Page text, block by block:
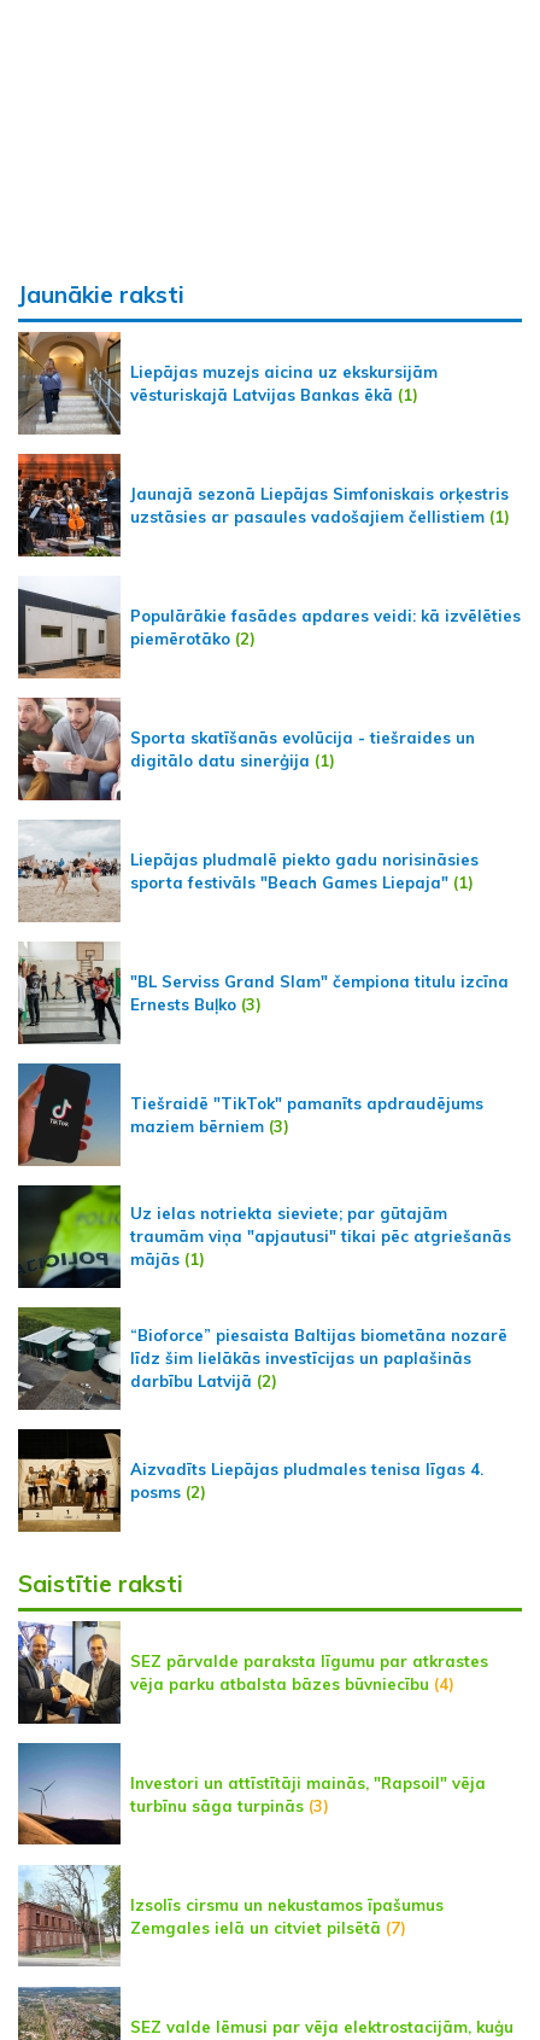
Jaunākie raksti
Liepājas muzejs aicina uz ekskursijām
vēsturiskajā Latvijas Bankas ēkā (1)
Jaunajā sezonā Liepājas Simfoniskais orķestris
uzstāsies ar pasaules vadošajiem čellistiem (1)
Populārākie fasādes apdares veidi: kā izvēlēties
piemērotāko (2)
Sporta skatīšanās evolūcija - tiešraides un
digitālo datu sinerģija (1)
Liepājas pludmalē piekto gadu norisināsies
sporta festivāls "Beach Games Liepaja" (1)
"BL Serviss Grand Slam" čempiona titulu izcīna
Ernests Buļko (3)
Tiešraidē "TikTok" pamanīts apdraudējums
maziem bērniem (3)
Uz ielas notriekta sieviete; par gūtajām
traumām viņa "apjautusi" tikai pēc atgriešanās
mājās (1)
“Bioforce” piesaista Baltijas biometāna nozarē
līdz šim lielākās investīcijas un paplašinās
darbību Latvijā (2)
Aizvadīts Liepājas pludmales tenisa līgas 4.
posms (2)
Saistītie raksti
SEZ pārvalde paraksta līgumu par atkrastes
vēja parku atbalsta bāzes būvniecību (4)
Investori un attīstītāji mainās, "Rapsoil" vēja
turbīnu sāga turpinās (3)
Izsolīs cirsmu un nekustamos īpašumus
Zemgales ielā un citviet pilsētā (7)
SEZ valde lēmusi par vēja elektrostacijām, kuģu